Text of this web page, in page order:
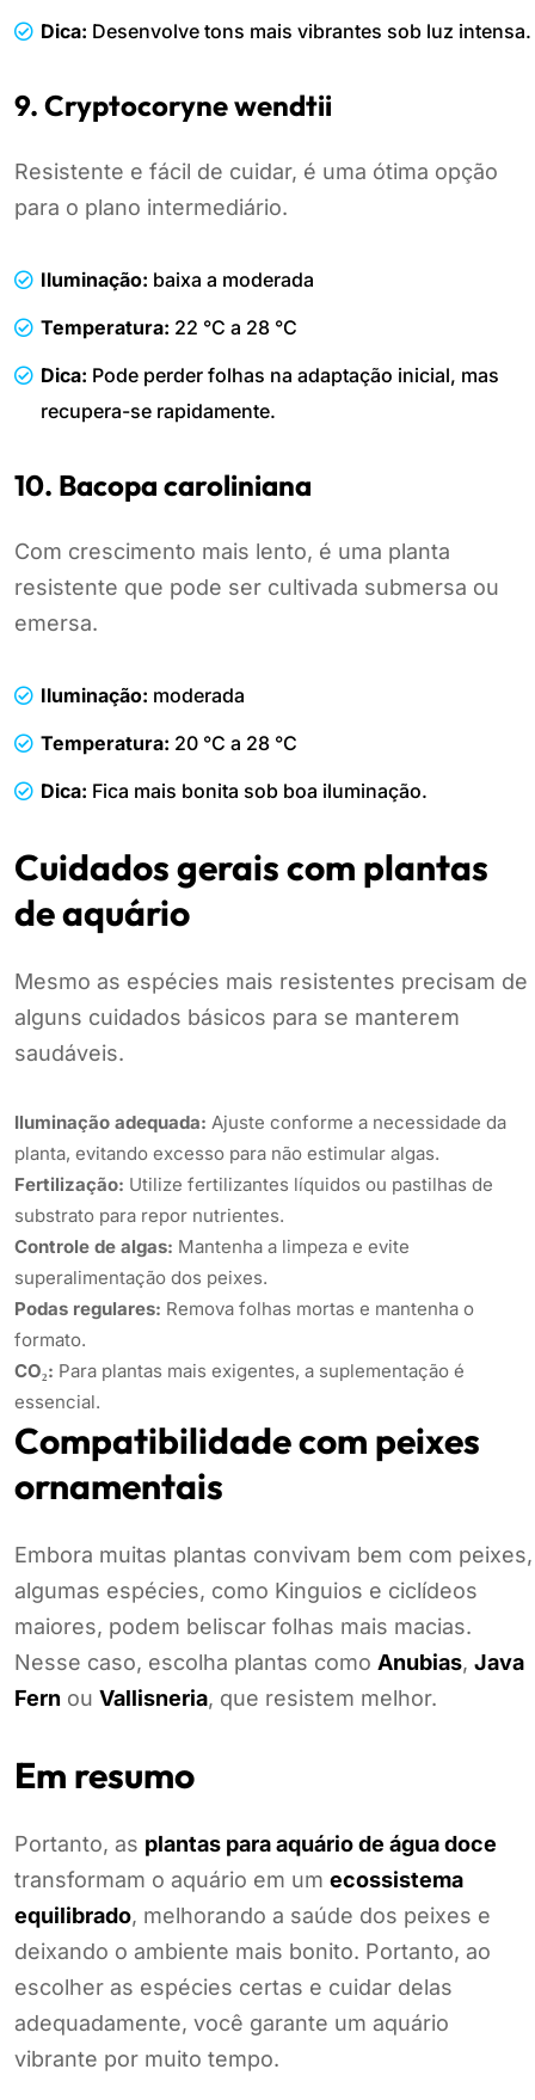
Dica: Desenvolve tons mais vibrantes sob luz intensa.
9. Cryptocoryne wendtii
Resistente e fácil de cuidar, é uma ótima opção
para o plano intermediário.
Iluminação: baixa a moderada
Temperatura: 22 °C a 28 °C
Dica: Pode perder folhas na adaptação inicial, mas
recupera-se rapidamente.
10. Bacopa caroliniana
Com crescimento mais lento, é uma planta
resistente que pode ser cultivada submersa ou
emersa.
Iluminação: moderada
Temperatura: 20 °C a 28 °C
Dica: Fica mais bonita sob boa iluminação.
Cuidados gerais com plantas
de aquário
Mesmo as espécies mais resistentes precisam de
alguns cuidados básicos para se manterem
saudáveis.
Iluminação adequada: Ajuste conforme a necessidade da
planta, evitando excesso para não estimular algas.
Fertilização: Utilize fertilizantes líquidos ou pastilhas de
substrato para repor nutrientes.
Controle de algas: Mantenha a limpeza e evite
superalimentação dos peixes.
Podas regulares: Remova folhas mortas e mantenha o
formato.
CO₂: Para plantas mais exigentes, a suplementação é
essencial.
Compatibilidade com peixes
ornamentais
Embora muitas plantas convivam bem com peixes,
algumas espécies, como Kinguios e ciclídeos
maiores, podem beliscar folhas mais macias.
Nesse caso, escolha plantas como Anubias, Java
Fern ou Vallisneria, que resistem melhor.
Em resumo
Portanto, as plantas para aquário de água doce
transformam o aquário em um ecossistema
equilibrado, melhorando a saúde dos peixes e
deixando o ambiente mais bonito. Portanto, ao
escolher as espécies certas e cuidar delas
adequadamente, você garante um aquário
vibrante por muito tempo.